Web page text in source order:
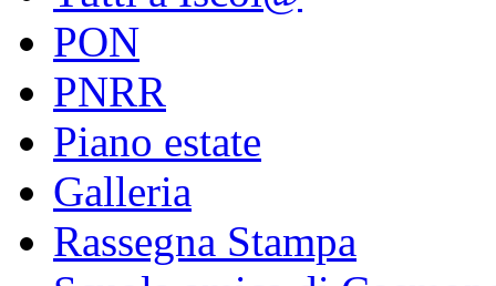
PON
PNRR
Piano estate
Galleria
Rassegna Stampa